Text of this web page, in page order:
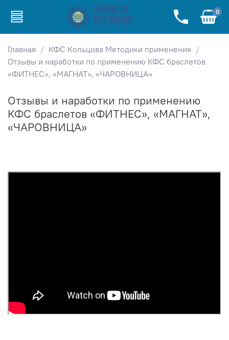
0
Главная
КФС Кольцова Методики применения
Отзывы и наработки по применению КФС браслетов
«ФИТНЕС», «МАГНАТ», «ЧАРОВНИЦА»
Отзывы и наработки по применению
КФС браслетов «ФИТНЕС», «МАГНАТ»,
«ЧАРОВНИЦА»